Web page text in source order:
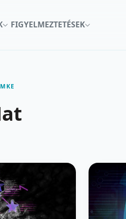
FIGYELMEZTETÉSEK